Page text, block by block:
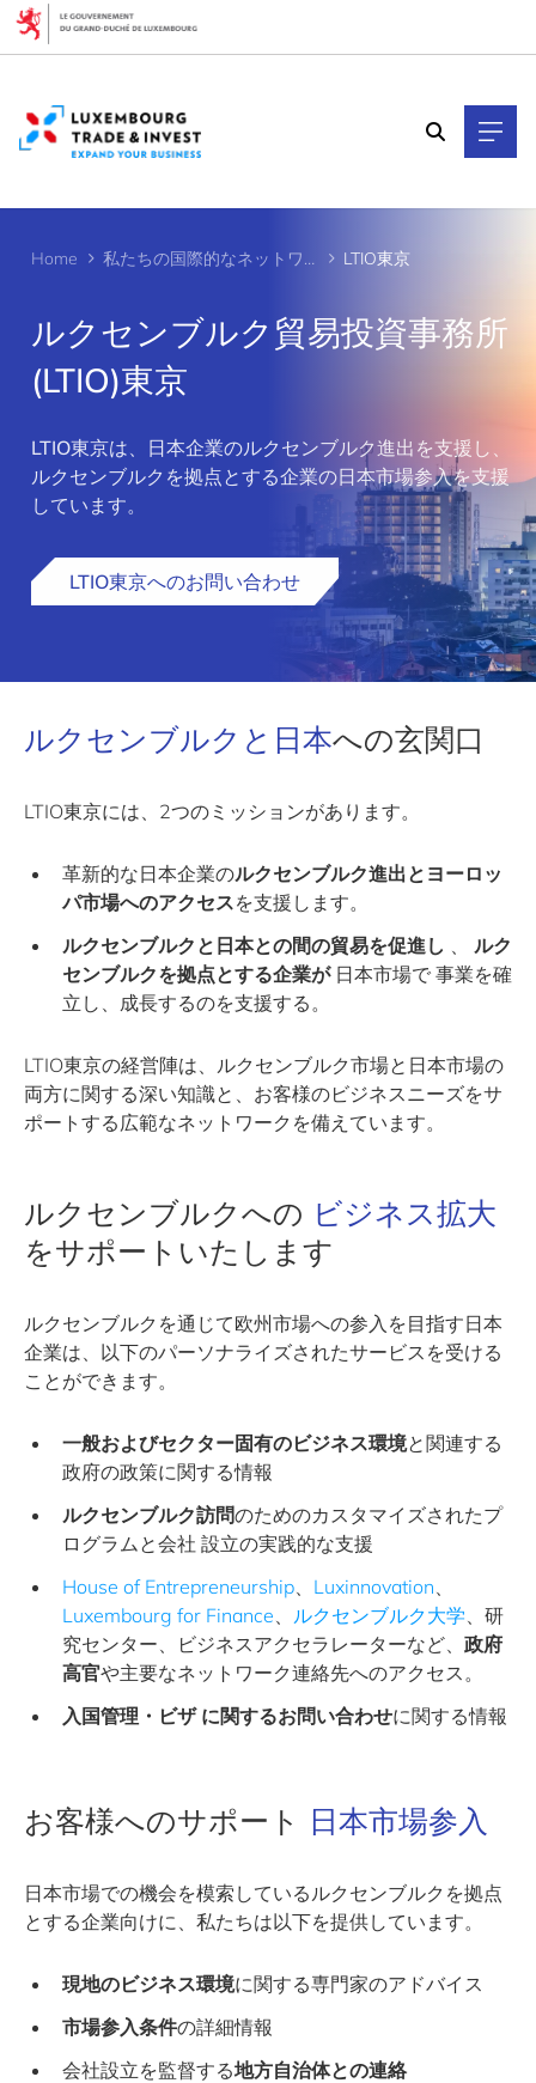
Home 私たちの国際的なネットワーク LTIO東京
ルクセンブルク貿易投資事務所
(LTIO)東京
LTIO東京は、日本企業のルクセンブルク進出を支援し、
ルクセンブルクを拠点とする企業の日本市場参入を支援
しています。
LTIO東京へのお問い合わせ
ルクセンブルクと日本への玄関口
LTIO東京には、2つのミッションがあります。
革新的な日本企業のルクセンブルク進出とヨーロッ
パ市場へのアクセスを支援します。
ルクセンブルクと日本との間の貿易を促進し 、 ルク
センブルクを拠点とする企業が日本市場で 事業を確
立し、成長するのを支援する。
LTIO東京の経営陣は、ルクセンブルク市場と日本市場の
両方に関する深い知識と、お客様のビジネスニーズをサ
ポートする広範なネットワークを備えています。
ルクセンブルクへの ビジネス拡大
をサポートいたします
ルクセンブルクを通じて欧州市場への参入を目指す日本
企業は、以下のパーソナライズされたサービスを受ける
ことができます。
一般およびセクター固有のビジネス環境と関連する
政府の政策に関する情報
ルクセンブルク訪問のためのカスタマイズされたプ
ログラムと会社 設立の実践的な支援
House of Entrepreneurship、 Luxinnovation、
Luxembourg for Finance、 ルクセンブルク大学、研
究センター、ビジネスアクセラレーターなど、 政府
高官や主要なネットワーク連絡先へのアクセス。
入国管理・ビザ に関するお問い合わせに関する情報
お客様へのサポート 日本市場参入
日本市場での機会を模索しているルクセンブルクを拠点
とする企業向けに、私たちは以下を提供しています。
現地のビジネス環境に関する専門家のアドバイス
市場参入条件の詳細情報
会社設立を監督する地方自治体との連絡
Cookies management panel